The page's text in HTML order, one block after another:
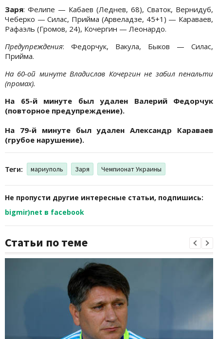
Заря: Фелипе — Кабаев (Леднев, 68), Сваток, Вернидуб,
Чеберко — Силас, Прийма (Арвеладзе, 45+1) — Караваев,
Рафаэль (Громов, 24), Кочергин — Леонардо.
Предупреждения: Федорчук, Вакула, Быков — Силас,
Прийма.
На 60-ой минуте Владислав Кочергин не забил пенальти
(промах).
На 65-й минуте был удален Валерий Федорчук
(повторное предупреждение).
На 79-й минуте был удален Александр Караваев
(грубое нарушение).
Теги: мариуполь Заря Чемпионат Украины
Не пропусти другие интересные статьи, подпишись:
bigmir)net в facebook
Статьи по теме